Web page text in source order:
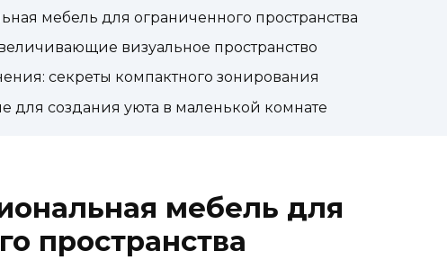
мебель для ограниченного пространства
визуальное пространство
секреты компактного зонирования
для создания уюта в маленькой комнате
мебель для
пространства